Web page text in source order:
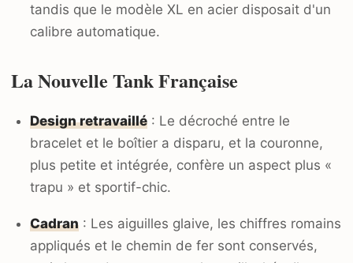
tandis que le modèle XL en acier disposait d'un
calibre automatique.
La Nouvelle Tank Française
Design retravaillé : Le décroché entre le
bracelet et le boîtier a disparu, et la couronne,
plus petite et intégrée, confère un aspect plus «
trapu » et sportif-chic.
Cadran : Les aiguilles glaive, les chiffres romains
appliqués et le chemin de fer sont conservés,